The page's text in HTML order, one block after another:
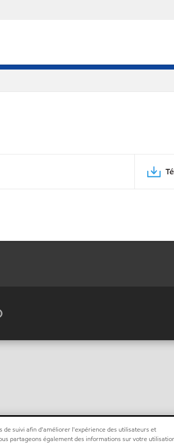
de suivi afin d'améliorer l'expérience des utilisateurs et
partageons également des informations sur votre